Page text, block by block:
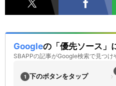
Googleの「優先ソース」
SBAPPの記事がGoogle検索で見つけ
1 下のボタンをタップ ›